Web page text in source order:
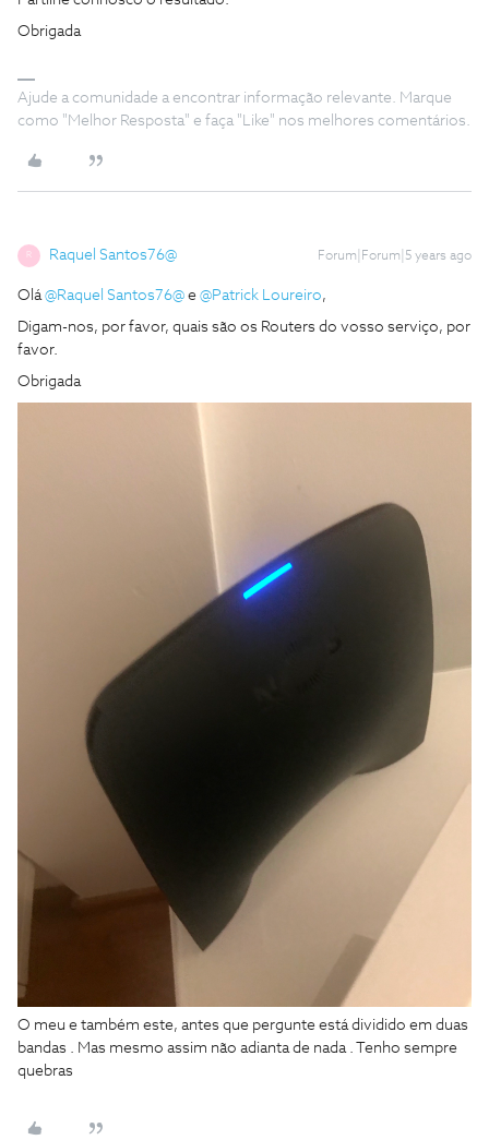
Obrigada
Ajude a comunidade a encontrar informação relevante. Marque
como "Melhor Resposta" e faça "Like" nos melhores comentários.
R Raquel Santos76@ Forum|Forum|5 years ago
Olá @Raquel Santos76@ e @Patrick Loureiro,
Digam-nos, por favor, quais são os Routers do vosso serviço, por
favor.
Obrigada
O meu e também este, antes que pergunte está dividido em duas
bandas . Mas mesmo assim não adianta de nada . Tenho sempre
quebras